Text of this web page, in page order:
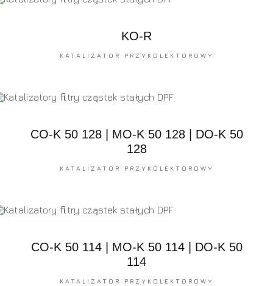
KO-R
KATALIZATOR PRZYKOLEKTOROWY
CO-K 50 128 | MO-K 50 128 | DO-K 50
128
KATALIZATOR PRZYKOLEKTOROWY
CO-K 50 114 | MO-K 50 114 | DO-K 50
114
KATALIZATOR PRZYKOLEKTOROWY